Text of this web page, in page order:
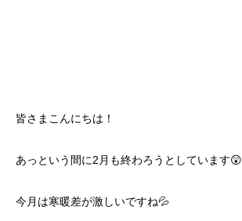
皆さまこんにちは！
あっという間に2月も終わろうとしています😲
今月は寒暖差が激しいですね💦